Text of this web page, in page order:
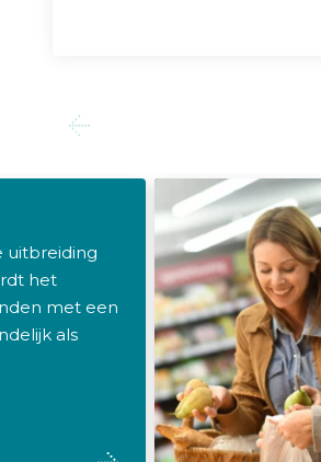
uitbreiding
het
met een
als